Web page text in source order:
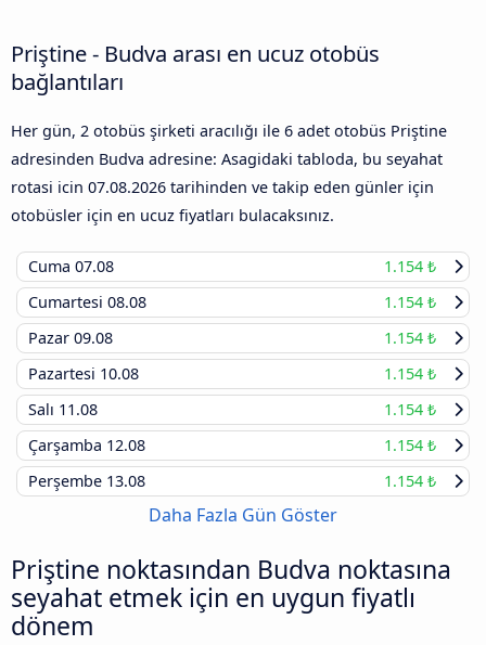
Priştine - Budva arası en ucuz otobüs
bağlantıları
Her gün, 2 otobüs şirketi aracılığı ile 6 adet otobüs Priştine
adresinden Budva adresine: Asagidaki tabloda, bu seyahat
rotasi icin 07.08.2026 tarihinden ve takip eden günler için
otobüsler için en ucuz fiyatları bulacaksınız.
Cuma 07.08
1.154 ₺
Cumartesi 08.08
1.154 ₺
Pazar 09.08
1.154 ₺
Pazartesi 10.08
1.154 ₺
Salı 11.08
1.154 ₺
Çarşamba 12.08
1.154 ₺
Perşembe 13.08 1.154 ₺
Daha Fazla Gün Göster
Priştine noktasından Budva noktasına
seyahat etmek için en uygun fiyatlı
dönem